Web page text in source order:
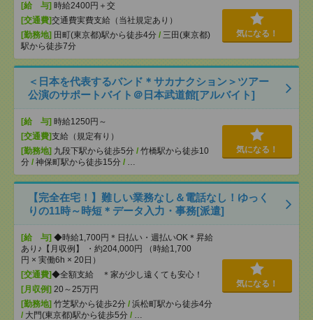
[給 与] 時給2400円＋交
[交通費]交通費実費支給（当社規定あり）
[勤務地] 田町(東京都)駅から徒歩4分 / 三田(東京都)
駅から徒歩7分
気になる！
＜日本を代表するバンド＊サカナクション＞ツアー
公演のサポートバイト＠日本武道館[アルバイト]
[給 与] 時給1250円～
[交通費]支給（規定有り）
[勤務地] 九段下駅から徒歩5分 / 竹橋駅から徒歩10
分 / 神保町駅から徒歩15分 / …
気になる！
【完全在宅！】難しい業務なし＆電話なし！ゆっく
りの11時～時短＊データ入力・事務[派遣]
[給 与] ◆時給1,700円＊日払い・週払いOK＊昇給
あり♪【月収例】 ・約204,000円 （時給1,700
円 × 実働6h × 20日）
[交通費]◆全額支給 ＊家が少し遠くても安心！
[月収例] 20～25万円
[勤務地] 竹芝駅から徒歩2分 / 浜松町駅から徒歩4分
/ 大門(東京都)駅から徒歩5分 / …
気になる！